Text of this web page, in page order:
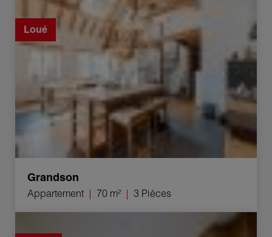
Location Appartement Grandson 3 Pièces 70 m²
Loué
Grandson
Appartement 70 m² 3 Pièces